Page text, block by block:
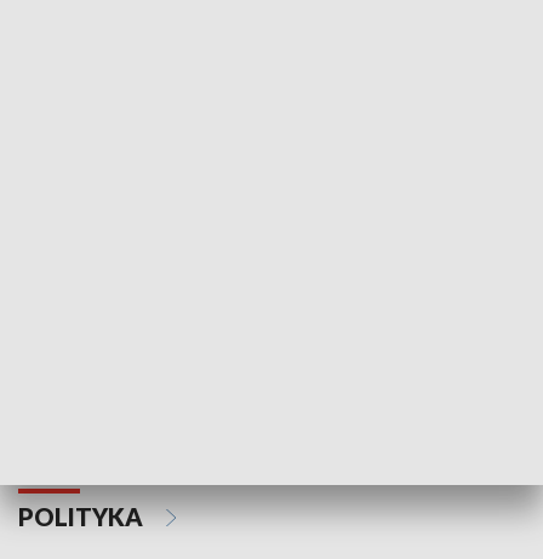
POLITYKA